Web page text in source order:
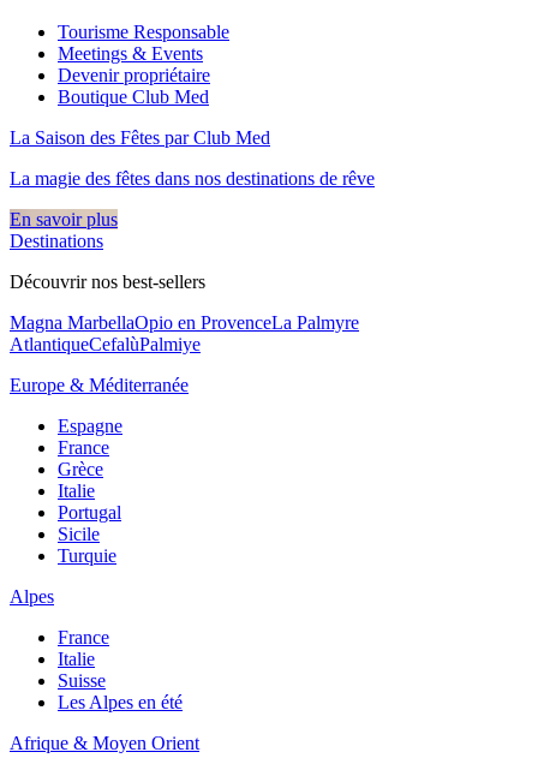
Tourisme Responsable
Meetings & Events
Devenir propriétaire
Boutique Club Med
La Saison des Fêtes par Club Med
La magie des fêtes dans nos destinations de rêve​
En savoir plus
Destinations
Découvrir nos best-sellers
Magna MarbellaOpio en ProvenceLa Palmyre
AtlantiqueCefalùPalmiye
Europe & Méditerranée
Espagne
France
Grèce
Italie
Portugal
Sicile
Turquie
Alpes
France
Italie
Suisse
Les Alpes en été
Afrique & Moyen Orient